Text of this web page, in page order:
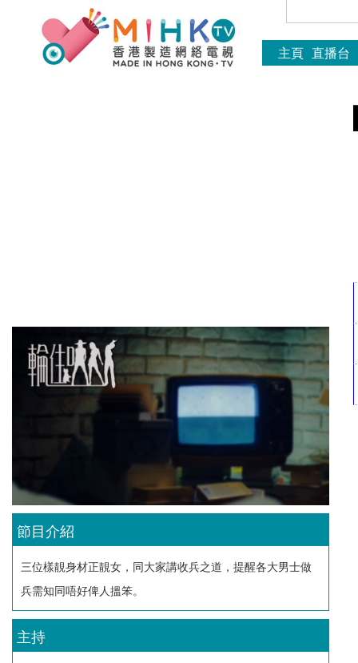
主頁 直播台
節目介紹
三位樣靚身材正靚女，同大家講收兵之道，提醒各大男士做
兵需知同唔好俾人搵笨。
主持